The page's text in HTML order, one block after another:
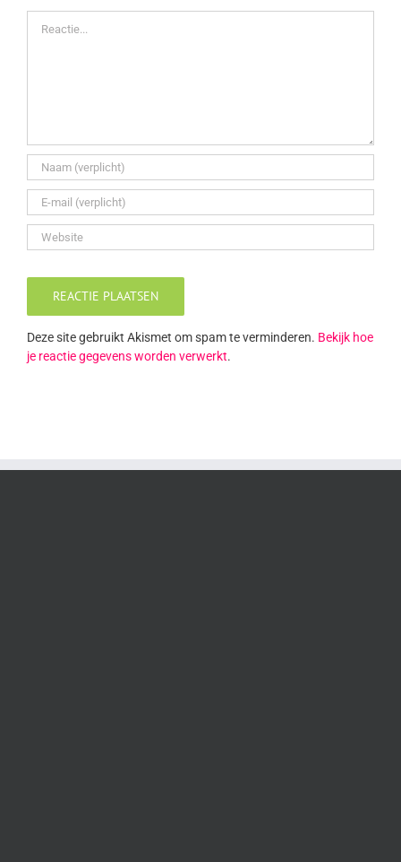
Deze site gebruikt Akismet om spam te verminderen. Bekijk hoe
je reactie gegevens worden verwerkt.